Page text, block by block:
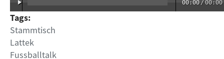
00:00 /00:00
Tags:
Stammtisch
Lattek
Fussballtalk